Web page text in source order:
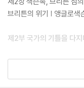
브리튼의 위기 | 앵글로색
제2부 국가의 기틀을 다
제3장 앨프레드 대왕, 통
수많은 전쟁 끝에 찾은